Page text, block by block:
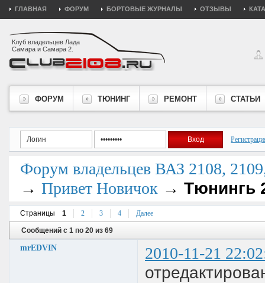
ГЛАВНАЯ ФОРУМ БОРТОВЫЕ ЖУРНАЛЫ ОТЗЫВЫ
Клуб владельцев Лада
Самара и Самара 2.
ФОРУМ ТЮНИНГ РЕМОНТ СТАТЬИ
Форум владельцев ВАЗ 2108,
→ Привет Новичок → Тюнингь
Страницы 1 2 3 4 Далее
Сообщений с 1 по 20 из 69
mrEDVIN 2010-11-21